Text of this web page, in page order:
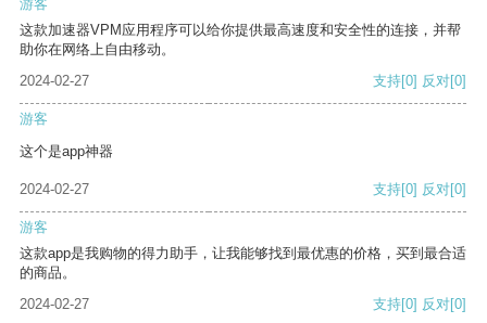
游客
这款加速器VPM应用程序可以给你提供最高速度和安全性的连接，并帮
助你在网络上自由移动。
2024-02-27
支持[0] 反对[0]
游客
这个是app神器
2024-02-27 支持[0] 反对[0]
游客
这款app是我购物的得力助手，让我能够找到最优惠的价格，买到最合适
的商品。
2024-02-27
支持[0] 反对[0]